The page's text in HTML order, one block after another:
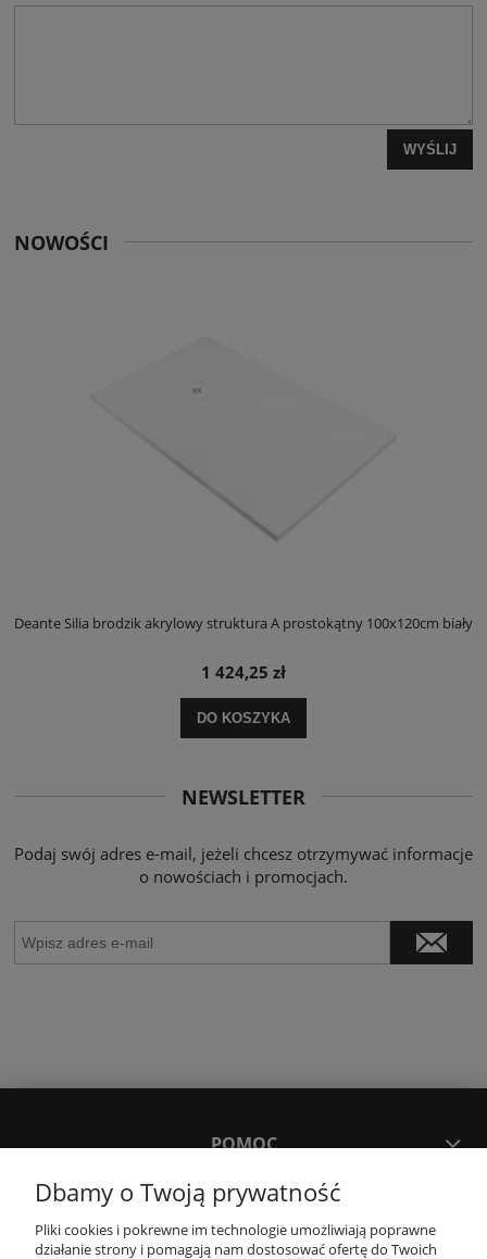
WYŚLIJ
NOWOŚCI
Deante Silia brodzik akrylowy struktura A prostokątny 100x120cm biały
1 424,25 zł
DO KOSZYKA
NEWSLETTER
Podaj swój adres e-mail, jeżeli chcesz otrzymywać informacje
o nowościach i promocjach.
POMOC
MOJE KONTO
Dbamy o Twoją prywatność
Pliki cookies i pokrewne im technologie umożliwiają poprawne
działanie strony i pomagają nam dostosować ofertę do Twoich